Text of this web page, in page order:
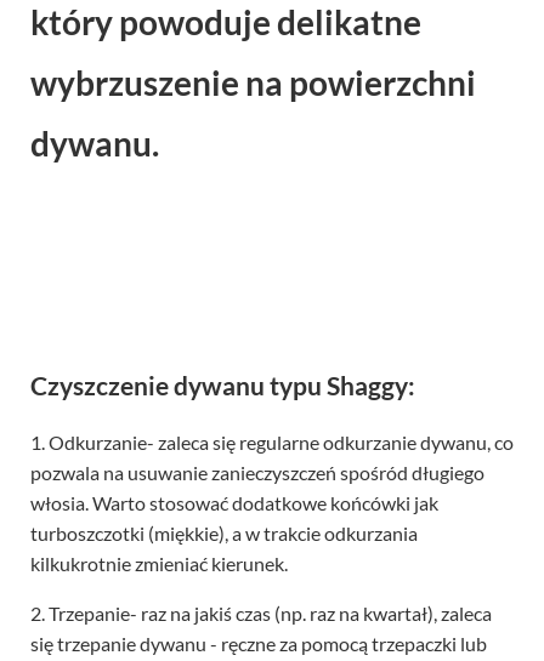
który powoduje delikatne
wybrzuszenie na powierzchni
dywanu.
Czyszczenie dywanu typu Shaggy:
1. Odkurzanie- zaleca się regularne odkurzanie dywanu, co
pozwala na usuwanie zanieczyszczeń spośród długiego
włosia. Warto stosować dodatkowe końcówki jak
turboszczotki (miękkie), a w trakcie odkurzania
kilkukrotnie zmieniać kierunek.
2. Trzepanie- raz na jakiś czas (np. raz na kwartał), zaleca
się trzepanie dywanu - ręczne za pomocą trzepaczki lub